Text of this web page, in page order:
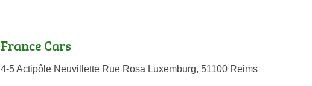
France Cars
4-5 Actipôle Neuvillette Rue Rosa Luxemburg, 51100 Reims